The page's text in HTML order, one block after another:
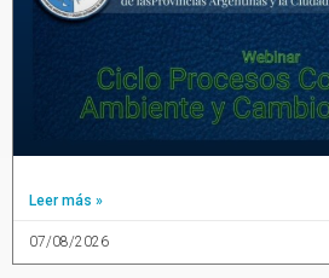
Leer más »
07/08/2026